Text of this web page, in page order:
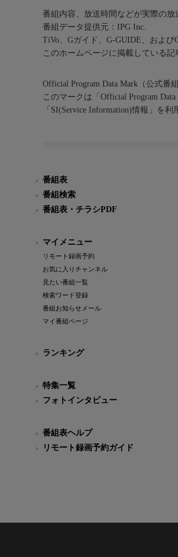
番組内容、放送時間などが実際の放
番組データ提供元：IPG Inc.
TiVo、Gガイド、G-GUIDE、およ
このホームページに掲載している
Official Program Data Mark（公式番
このマークは「Official Program
「SI(Service Information)情報」を
番組表
番組検索
番組表・チラシPDF
マイメニュー
リモート録画予約
お気に入りチャンネル
見たい番組一覧
検索ワード登録
番組お知らせメール
マイ番組ページ
ランキング
特集一覧
フォトインタビュー
番組表ヘルプ
リモート録画予約ガイド